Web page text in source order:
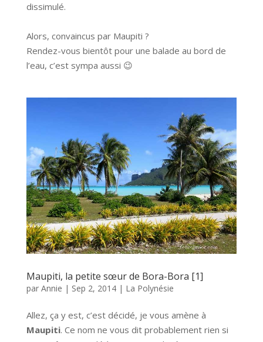
dissimulé.
Alors, convaincus par Maupiti ?
Rendez-vous bientôt pour une balade au bord de
l’eau, c’est sympa aussi 😉
Maupiti, la petite sœur de Bora-Bora [1]
par Annie | Sep 2, 2014| La Polynésie
Allez, ça y est, c’est décidé, je vous amène à
Maupiti. Ce nom ne vous dit probablement rien si